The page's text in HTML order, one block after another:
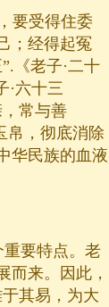
要受得住委
；经得起冤
《老子·二十
·六十三
常与善
帛，彻底消除
华民族的血液
要特点。老
而来。因此，
其易，为大